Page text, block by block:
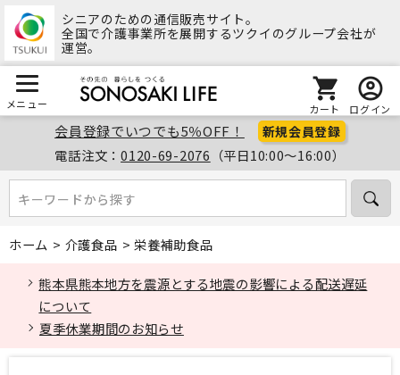
シニアのための通信販売サイト。
全国で介護事業所を展開するツクイのグループ会社が
運営。
メニュー カート ログイン
会員登録でいつでも5％OFF！ 新規会員登録
電話注文：0120-69-2076 （平日10:00～16:00）
キーワードから探す
キーワードから探す
ホーム > 介護食品 > 栄養補助食品
熊本県熊本地方を震源とする地震の影響による配送遅延
について
夏季休業期間のお知らせ